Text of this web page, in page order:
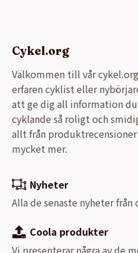
Cykel.org
Välkommen till vår
erfaren cyklist eller
att ge dig all information
cyklande så roligt och
allt från
mycket mer.
Nyheter
Alla de senaste nyheter från
Coola produkter
Vi presenterar några av de